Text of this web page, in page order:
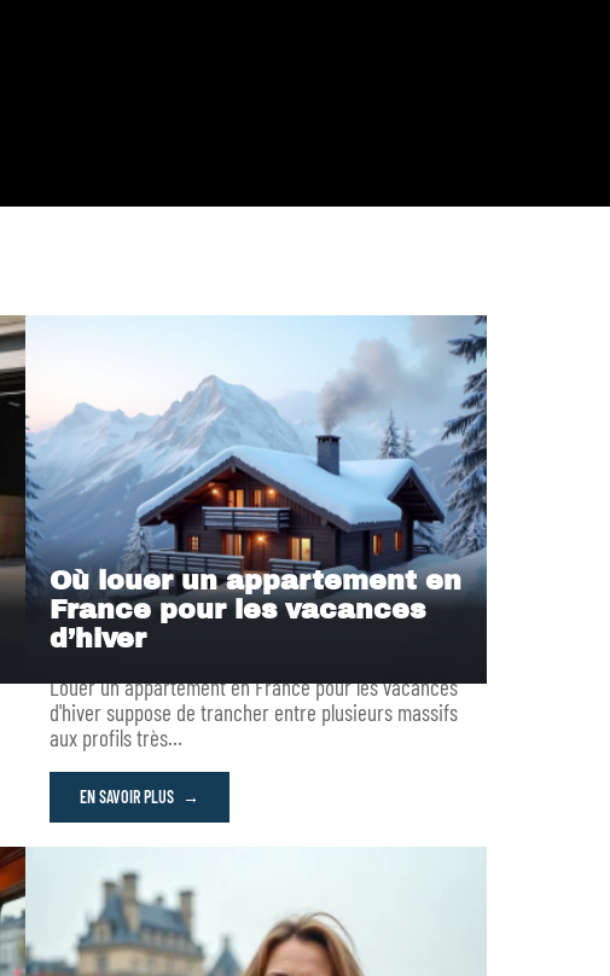
Où louer un appartement en
France pour les vacances
d’hiver
Louer un appartement en France pour les vacances
d'hiver suppose de trancher entre plusieurs massifs
aux profils très…
EN SAVOIR PLUS